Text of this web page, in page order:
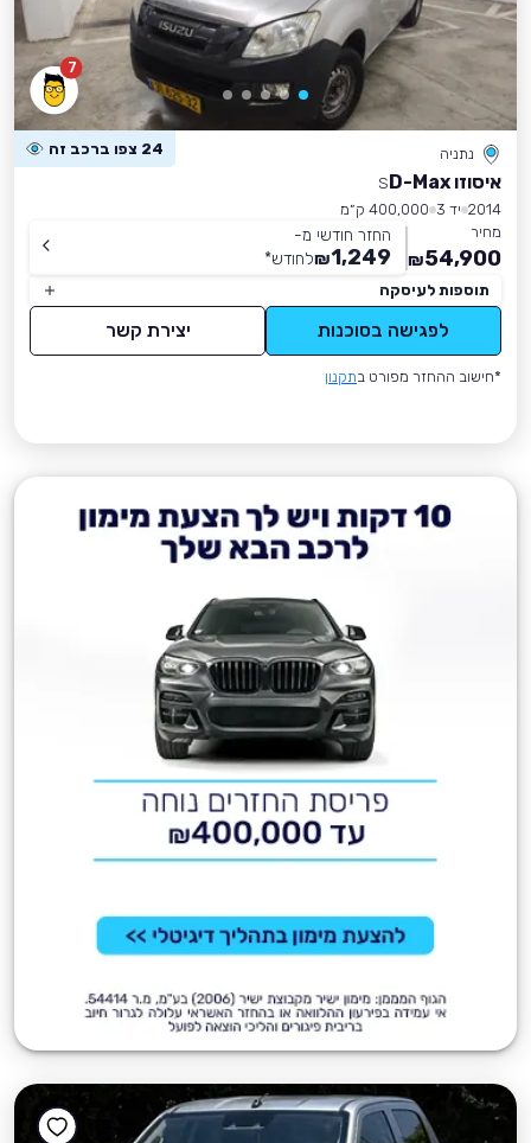
7
נתניה 24 צפו ברכב זה
איסוזו D-Max
S
2014 יד 3
400,000 ק״מ
מחיר
54,900
₪
החזר חודשי מ-
1,249
₪לחודש*
תוספות לעיסקה
לפגישה בסוכנות יצירת קשר
*חישוב ההחזר מפורט בתקנון